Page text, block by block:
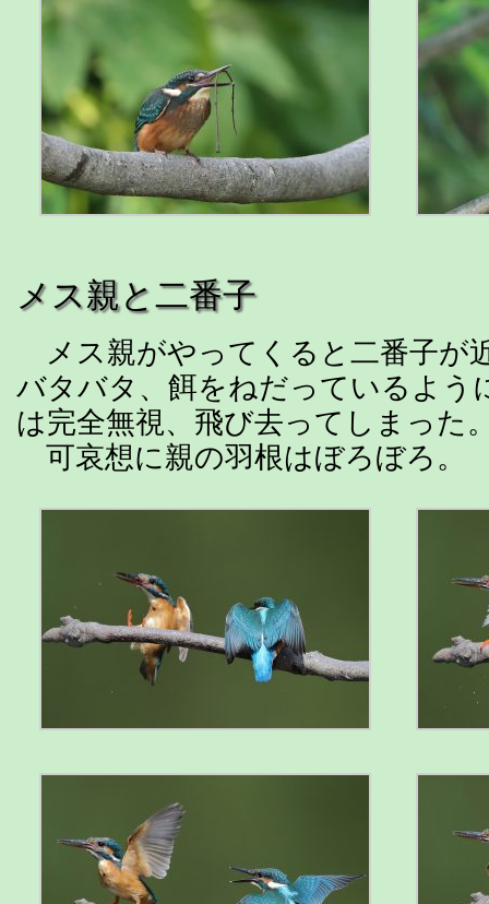
メス親と二番子
メス親がやってくると二番子が
バタバタ、餌をねだっているよう
は完全無視、飛び去ってしまった
可哀想に親の羽根はぼろぼろ。